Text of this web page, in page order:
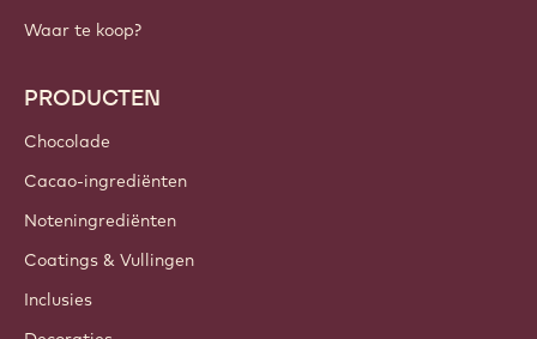
Waar te koop?
PRODUCTEN
Chocolade
Cacao-ingrediënten
Noteningrediënten
Coatings & Vullingen
Inclusies